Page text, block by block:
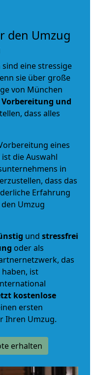
den Umzug
eine stressige
sie über große
von München
Vorbereitung und
dass alles
eines
die Auswahl
in
dass das
Erfahrung
Umzug
und stressfrei
oder als
das
ist
kostenlose
ersten
Ihren Umzug.
erhalten